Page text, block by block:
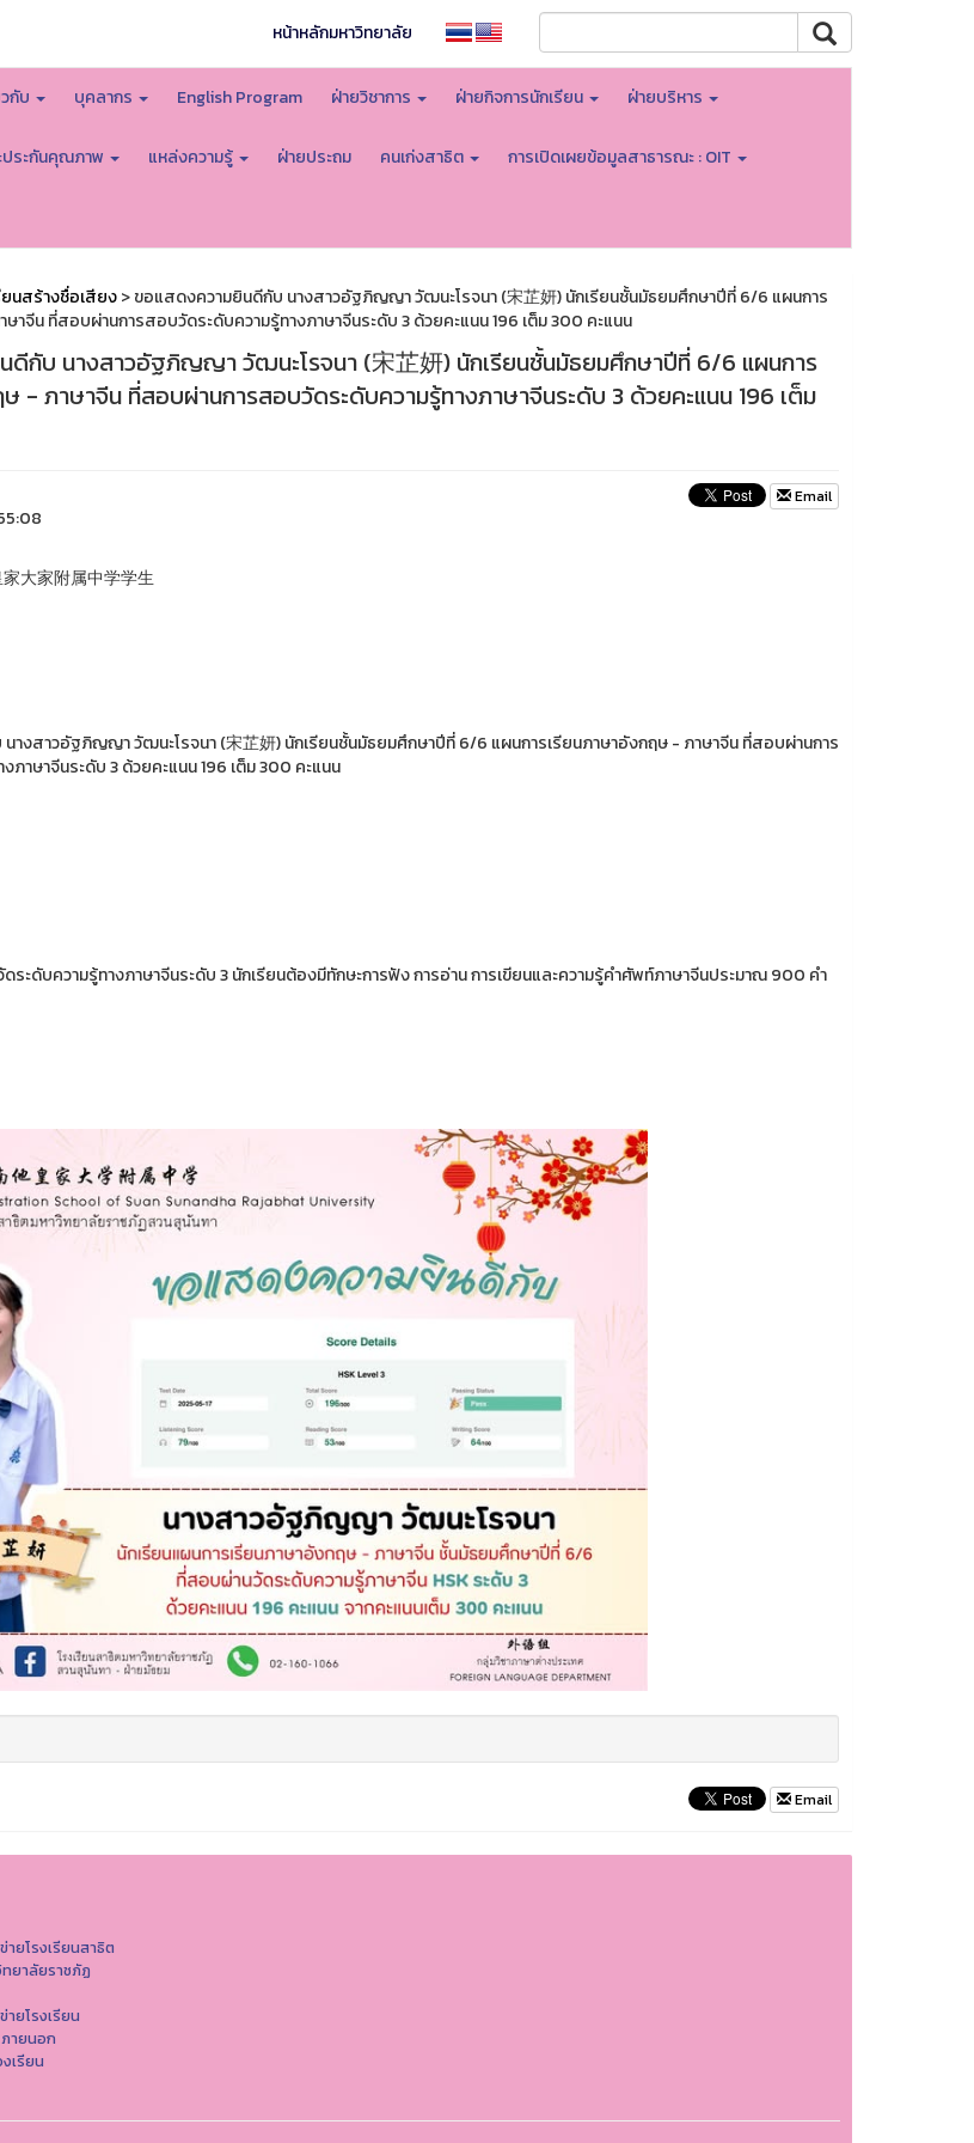
หน้าหลักมหาวิทยาลัย
กับ บุคลากร English Program ฝ่ายวิชาการ ฝ่ายกิจการนักเรียน ฝ่ายบริหาร
ประกันคุณภาพ แหล่งความรู้ ฝ่ายประถม คนเก่งสาธิต การเปิดเผยข้อมูลสาธารณะ : OIT
ยนสร้างชื่อเสียง> ขอแสดงความยินดีกับ นางสาวอัฐภิญญา วัฒนะโรจนา (宋芷妍) นักเรียนชั้นมัธยมศึกษาปีที่ 6/6 แผนการ
าจีน ที่สอบผ่านการสอบวัดระดับความรู้ทางภาษาจีนระดับ 3 ด้วยคะแนน 196 เต็ม 300 คะแนน
ดีกับ นางสาวอัฐภิญญา วัฒนะโรจนา (宋芷妍) นักเรียนชั้นมัธยมศึกษาปีที่ 6/6 แผนการ
- ภาษาจีน ที่สอบผ่านการสอบวัดระดับความรู้ทางภาษาจีนระดับ 3 ด้วยคะแนน 196 เต็ม
Email
大家附属中学学生
างสาวอัฐภิญญา วัฒนะโรจนา (宋芷妍) นักเรียนชั้นมัธยมศึกษาปีที่ 6/6 แผนการเรียนภาษาอังกฤษ - ภาษาจีน ที่สอบผ่านการ
ภาษาจีนระดับ 3 ด้วยคะแนน 196 เต็ม 300 คะแนน
ระดับความรู้ทางภาษาจีนระดับ 3 นักเรียนต้องมีทักษะการฟัง การอ่าน การเขียนและความรู้คำศัพท์ภาษาจีนประมาณ 900 คำ
Email
ายโรงเรียนสาธิต
ยาลัยราชภัฏ
ายโรงเรียน
ายนอก
เรียน